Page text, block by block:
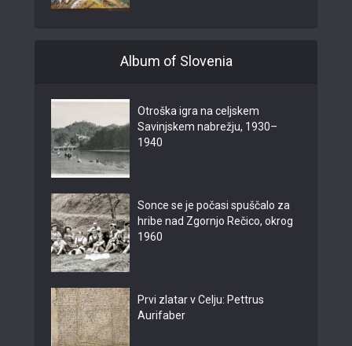
Album of Slovenia
Otroška igra na celjskem
Savinjskem nabrežju, 1930–
1940
Sonce se je počasi spuščalo za
hribe nad Zgornjo Rečico, okrog
1960
Prvi zlatar v Celju: Pettrus
Aurifaber